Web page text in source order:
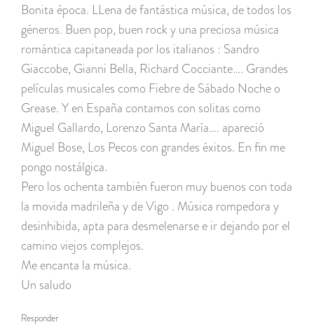
Bonita época. LLena de fantástica música, de todos los
géneros. Buen pop, buen rock y una preciosa música
romántica capitaneada por los italianos : Sandro
Giaccobe, Gianni Bella, Richard Cocciante…. Grandes
películas musicales como Fiebre de Sábado Noche o
Grease. Y en España contamos con solitas como
Miguel Gallardo, Lorenzo Santa María…. apareció
Miguel Bose, Los Pecos con grandes éxitos. En fin me
pongo nostálgica.
Pero los ochenta también fueron muy buenos con toda
la movida madrileña y de Vigo . Música rompedora y
desinhibida, apta para desmelenarse e ir dejando por el
camino viejos complejos.
Me encanta la música.
Un saludo
Responder